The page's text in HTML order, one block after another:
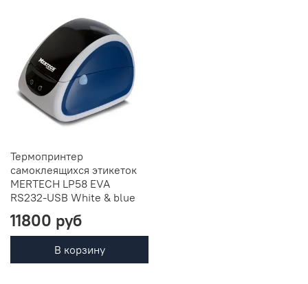
Термопринтер
самоклеящихся этикеток
MERTECH LP58 EVA
RS232-USB White & blue
11800 руб
В корзину